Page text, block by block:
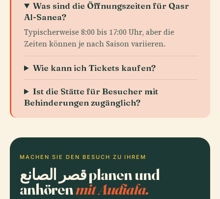
Was sind die Öffnungszeiten für Qasr
Al-Sanea?
Typischerweise 8:00 bis 17:00 Uhr, aber die
Zeiten können je nach Saison variieren.
Wie kann ich Tickets kaufen?
Ist die Stätte für Besucher mit
Behinderungen zugänglich?
MACHEN SIE DEN BESUCH ZU IHREM
قصر الصانع planen und
anhörenmit Audiala.